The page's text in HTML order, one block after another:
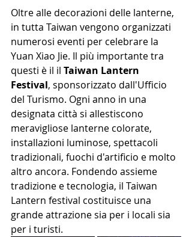
Oltre alle decorazioni delle lanterne,
in tutta Taiwan vengono organizzati
numerosi eventi per celebrare la
Yuan Xiao Jie. Il più importante tra
questi è il il Taiwan Lantern
Festival, sponsorizzato dall'Ufficio
del Turismo. Ogni anno in una
designata città ​si allestiscono
meravigliose lanterne colorate,
installazioni luminose, spettacoli
tradizionali, fuochi d'artificio e molto
altro ancora. Fondendo assieme
tradizione e tecnologia, il Taiwan
Lantern festival costituisce una
grande attrazione sia per i locali sia
per i turisti.